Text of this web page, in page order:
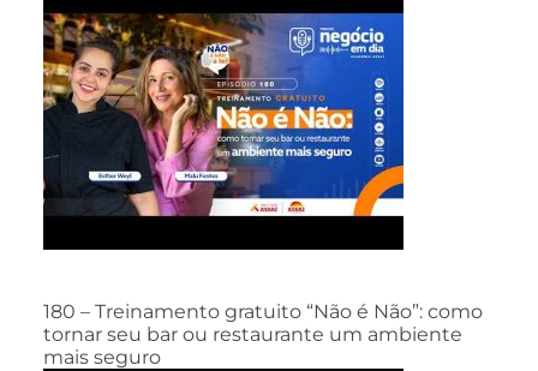
180 – Treinamento gratuito “Não é Não”: como
tornar seu bar ou restaurante um ambiente
mais seguro